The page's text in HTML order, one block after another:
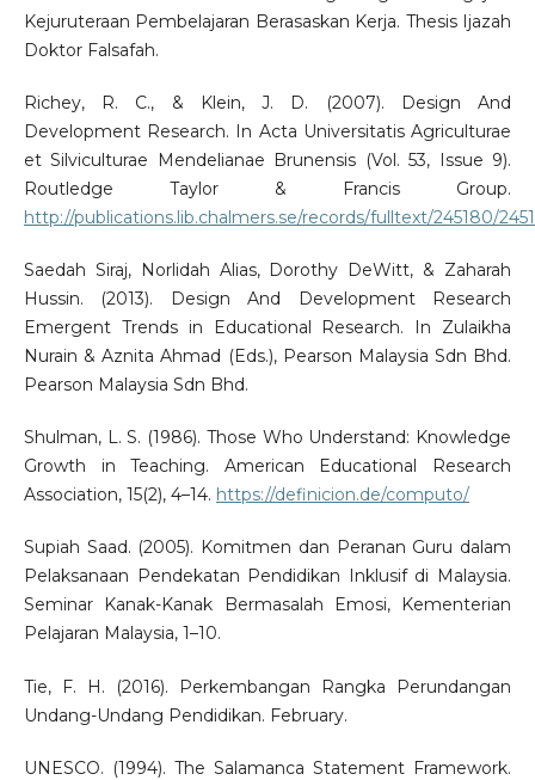
Kejuruteraan Pembelajaran Berasaskan Kerja. Thesis Ijazah
Doktor Falsafah.
Richey, R. C., & Klein, J. D. (2007). Design And
Development Research. In Acta Universitatis Agriculturae
et Silviculturae Mendelianae Brunensis (Vol. 53, Issue 9).
Routledge Taylor & Francis Group.
http://publications.lib.chalmers.se/records/fulltext/245180/
Saedah Siraj, Norlidah Alias, Dorothy DeWitt, & Zaharah
Hussin. (2013). Design And Development Research
Emergent Trends in Educational Research. In Zulaikha
Nurain & Aznita Ahmad (Eds.), Pearson Malaysia Sdn Bhd.
Pearson Malaysia Sdn Bhd.
Shulman, L. S. (1986). Those Who Understand: Knowledge
Growth in Teaching. American Educational Research
Association, 15(2), 4–14. https://definicion.de/computo/
Supiah Saad. (2005). Komitmen dan Peranan Guru dalam
Pelaksanaan Pendekatan Pendidikan Inklusif di Malaysia.
Seminar Kanak-Kanak Bermasalah Emosi, Kementerian
Pelajaran Malaysia, 1–10.
Tie, F. H. (2016). Perkembangan Rangka Perundangan
Undang-Undang Pendidikan. February.
UNESCO. (1994). The Salamanca Statement Framework.